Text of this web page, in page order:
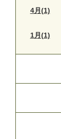
4月(1)
1月(1)